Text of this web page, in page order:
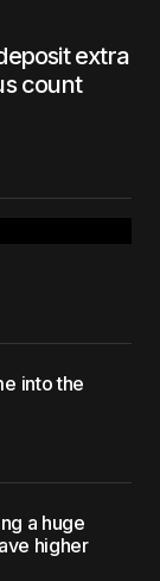
extra
count
into the
a huge
higher